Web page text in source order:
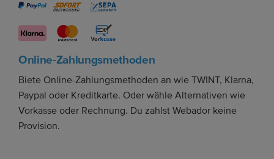
Online-Zahlungsmethoden
Biete Online-Zahlungsmethoden an wie TWINT, Klarna,
Paypal oder Kreditkarte. Oder wähle Alternativen wie
Vorkasse oder Rechnung. Du zahlst Webador keine
Provision.